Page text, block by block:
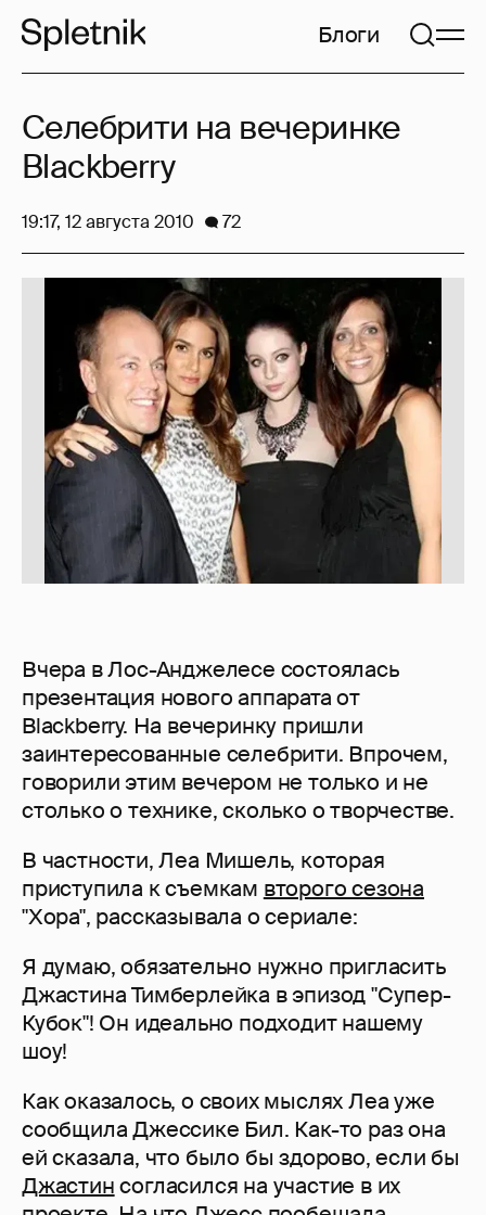
Блоги
Вчера в Лос-Анджелесе состоялась
презентация нового аппарата от
Blackberry. На вечеринку пришли
заинтересованные селебрити. Впрочем,
говорили этим вечером не только и не
столько о технике, сколько о творчестве.
В частности, Леа Мишель, которая
приступила к съемкам второго сезона
"Хора", рассказывала о сериале:
Я думаю, обязательно нужно пригласить
Джастина Тимберлейка в эпизод "Супер-
Кубок"! Он идеально подходит нашему
шоу!
Как оказалось, о своих мыслях Леа уже
сообщила Джессике Бил. Как-то раз она
ей сказала, что было бы здорово, если бы
Джастинсогласился на участие в их
Селебрити на вечеринке
Blackberry
19:17, 12 августа 2010 72